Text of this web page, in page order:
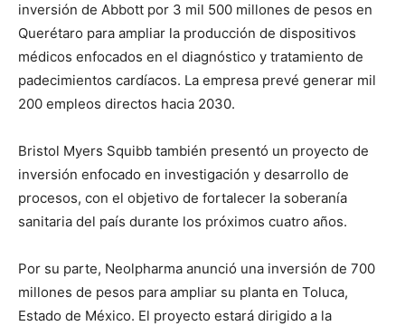
inversión de Abbott por 3 mil 500 millones de pesos en
Querétaro para ampliar la producción de dispositivos
médicos enfocados en el diagnóstico y tratamiento de
padecimientos cardíacos. La empresa prevé generar mil
200 empleos directos hacia 2030.
Bristol Myers Squibb también presentó un proyecto de
inversión enfocado en investigación y desarrollo de
procesos, con el objetivo de fortalecer la soberanía
sanitaria del país durante los próximos cuatro años.
Por su parte, Neolpharma anunció una inversión de 700
millones de pesos para ampliar su planta en Toluca,
Estado de México. El proyecto estará dirigido a la